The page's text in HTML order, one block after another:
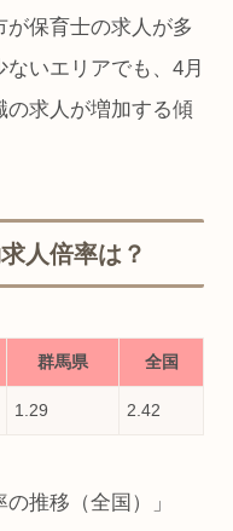
保育士の求人が多
いエリアでも、4月
求人が増加する傾
人倍率は？
群馬県 全国
1.29 2.42
推移（全国）」